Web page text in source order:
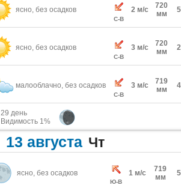
ясно, без осадков
С-В
2 м/с
720
мм
ясно, без осадков
С-В
3 м/с
720
мм
малооблачно, без осадков
С-В
3 м/с
719
мм
29 день
Видимость 1%
13 августа Чт
ясно, без осадков
Ю-В
1 м/с
719
мм